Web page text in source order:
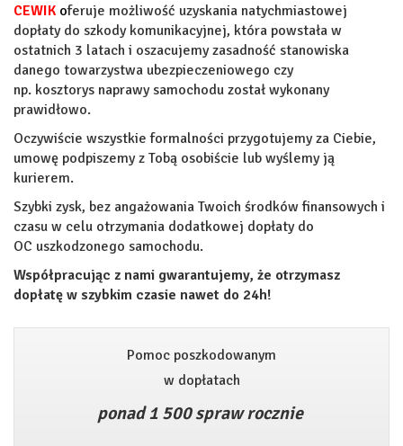
CEWIK oferuje możliwość uzyskania natychmiastowej
dopłaty do szkody komunikacyjnej, która powstała w
ostatnich 3 latach i oszacujemy zasadność stanowiska
danego towarzystwa ubezpieczeniowego czy
np. kosztorys naprawy samochodu został wykonany
prawidłowo.
Oczywiście wszystkie formalności przygotujemy za Ciebie,
umowę podpiszemy z Tobą osobiście lub wyślemy ją
kurierem.
Szybki zysk, bez angażowania Twoich środków finansowych i
czasu w celu otrzymania dodatkowej dopłaty do
OC uszkodzonego samochodu.
Współpracując z nami gwarantujemy, że otrzymasz
dopłatę w szybkim czasie nawet do 24h!
Pomoc poszkodowanym
w dopłatach
ponad 1 500 spraw rocznie